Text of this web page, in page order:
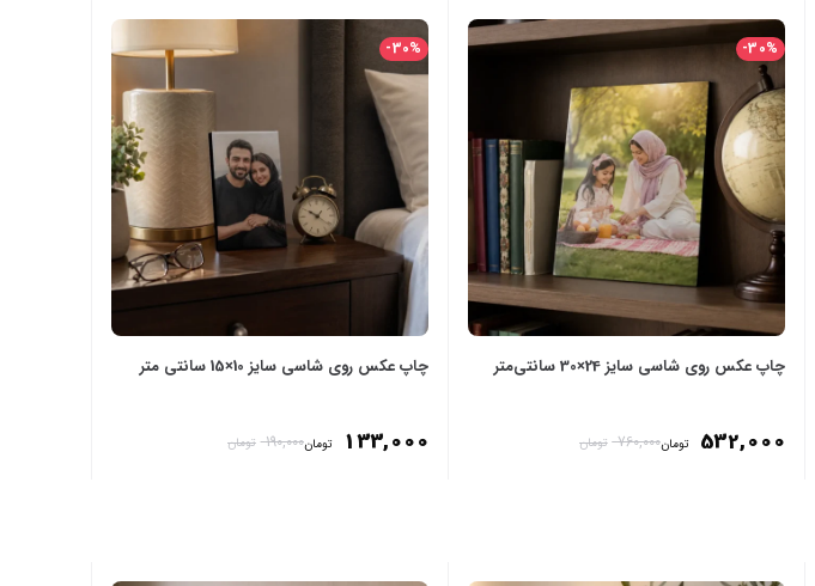
-30%
چاپ عکس روی شاسی سایز 24×30 سانتی‌متر
760,000 تومان 532,000 تومان
-30%
چاپ عکس روی شاسی سایز 10×15 سانتی‌ متر
190,000 تومان 133,000 تومان